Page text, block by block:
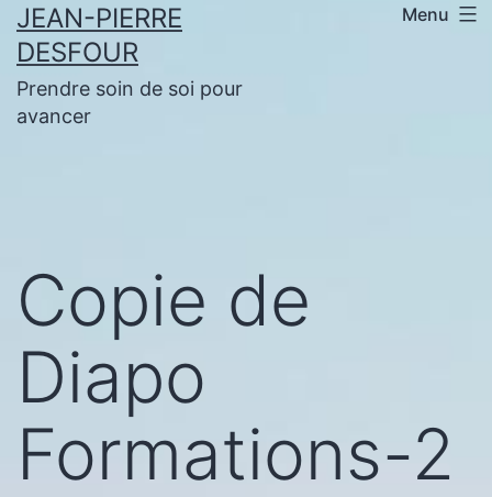
JEAN-PIERRE
DESFOUR
Prendre soin de soi pour
avancer
Menu
Copie de
Diapo
Formations-2